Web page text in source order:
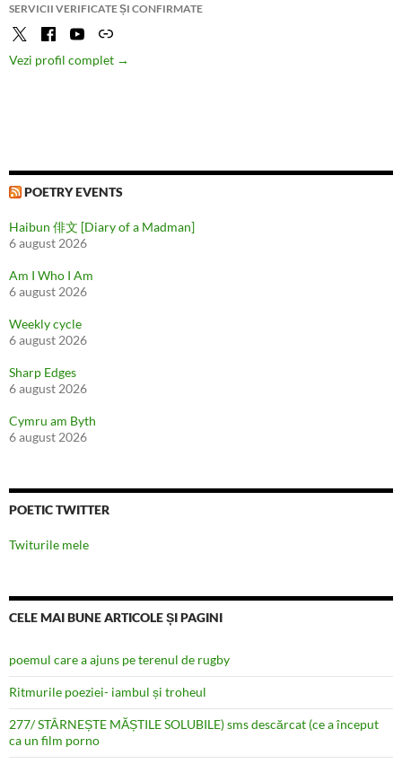
SERVICII VERIFICATE ȘI CONFIRMATE
Vezi profil complet →
POETRY EVENTS
Haibun 俳文 [Diary of a Madman]
6 august 2026
Am I Who I Am
6 august 2026
Weekly cycle
6 august 2026
Sharp Edges
6 august 2026
Cymru am Byth
6 august 2026
POETIC TWITTER
Twiturile mele
CELE MAI BUNE ARTICOLE ȘI PAGINI
poemul care a ajuns pe terenul de rugby
Ritmurile poeziei- iambul și troheul
277/ STÂRNEȘTE MĂȘTILE SOLUBILE) sms descărcat (ce a început
ca un film porno